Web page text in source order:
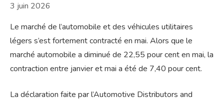
3 juin 2026
Le marché de l’automobile et des véhicules utilitaires
légers s’est fortement contracté en mai. Alors que le
marché automobile a diminué de 22,55 pour cent en mai, la
contraction entre janvier et mai a été de 7,40 pour cent.
La déclaration faite par l’Automotive Distributors and